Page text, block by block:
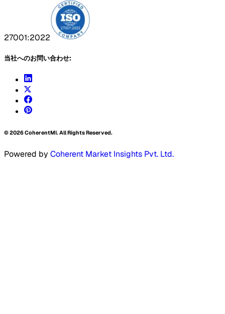
27001:2022
当社へのお問い合わせ:
©2026CoherentMI. All Rights Reserved.
Powered by Coherent Market Insights Pvt. Ltd.